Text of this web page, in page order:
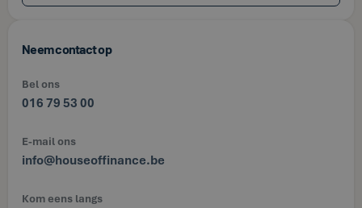
Neem contact op
Bel ons
016 79 53 00
E-mail ons
info@houseoffinance.be
Kom eens langs